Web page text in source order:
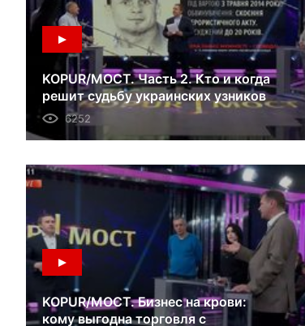
KOPUR/МОСТ. Часть 2. Кто и когда
решит судьбу украинских узников
российских тюрем? 10.06.18
6252
KOPUR/МОСТ. Бизнес на крови:
кому выгодна торговля с